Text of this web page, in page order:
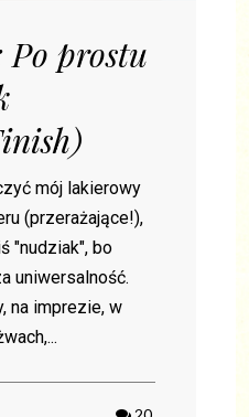
Po prostu
mój lakierowy
(przerażające!),
"nudziak", bo
uniwersalność.
na imprezie, w